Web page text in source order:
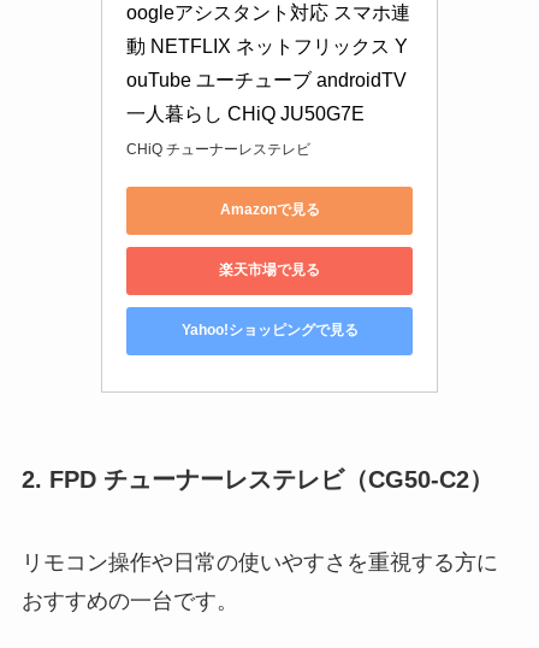
oogleアシスタント対応 スマホ連
動 NETFLIX ネットフリックス Y
ouTube ユーチューブ androidTV
一人暮らし CHiQ JU50G7E
CHiQ チューナーレステレビ
Amazonで見る
楽天市場で見る
Yahoo!ショッピングで見る
2. FPD チューナーレステレビ（CG50-C2）
リモコン操作や日常の使いやすさを重視する方に
おすすめの一台です。